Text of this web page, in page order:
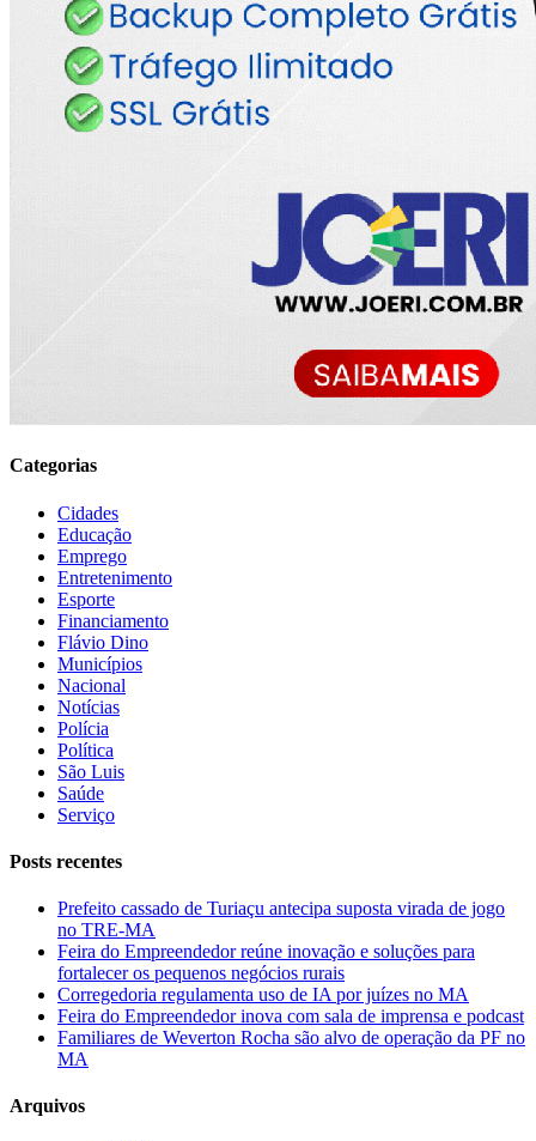
Categorias
Cidades
Educação
Emprego
Entretenimento
Esporte
Financiamento
Flávio Dino
Municípios
Nacional
Notícias
Polícia
Política
São Luis
Saúde
Serviço
Posts recentes
Prefeito cassado de Turiaçu antecipa suposta virada de jogo
no TRE-MA
Feira do Empreendedor reúne inovação e soluções para
fortalecer os pequenos negócios rurais
Corregedoria regulamenta uso de IA por juízes no MA
Feira do Empreendedor inova com sala de imprensa e podcast
Familiares de Weverton Rocha são alvo de operação da PF no
MA
Arquivos